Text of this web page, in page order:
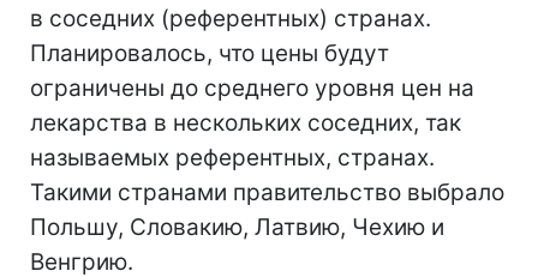
в соседних (референтных) странах.
Планировалось, что цены будут
ограничены до среднего уровня цен на
лекарства в нескольких соседних, так
называемых референтных, странах.
Такими странами правительство выбрало
Польшу, Словакию, Латвию, Чехию и
Венгрию.